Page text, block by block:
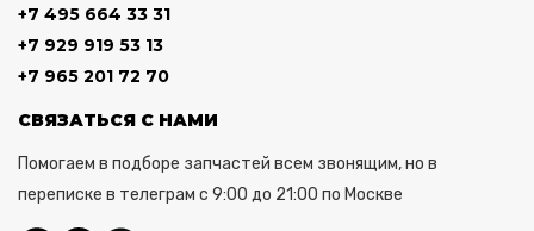
+7 495 664 33 31
+7 929 919 53 13
+7 965 201 72 70
СВЯЗАТЬСЯ С НАМИ
Помогаем в подборе запчастей всем звонящим, но в
переписке в телеграм с 9:00 до 21:00 по Москве